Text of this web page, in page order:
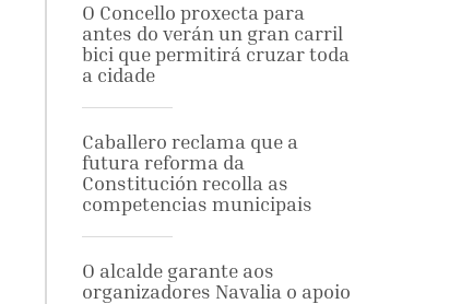
O Concello proxecta para
antes do verán un gran carril
bici que permitirá cruzar toda
a cidade
Caballero reclama que a
futura reforma da
Constitución recolla as
competencias municipais
O alcalde garante aos
organizadores Navalia o apoio